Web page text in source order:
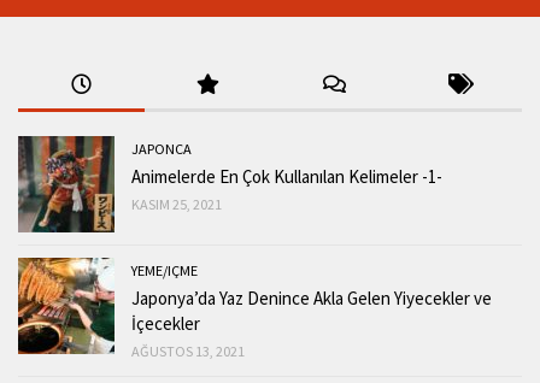
JAPONCA
Animelerde En Çok Kullanılan Kelimeler -1-
KASIM 25, 2021
YEME/IÇME
Japonya’da Yaz Denince Akla Gelen Yiyecekler ve
İçecekler
AĞUSTOS 13, 2021